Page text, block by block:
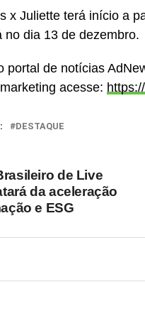
x Juliette terá início a
no dia 13 de dezembro.
portal de notícias
acesse:
DESTAQUE
de Live
da aceleração
e ESG